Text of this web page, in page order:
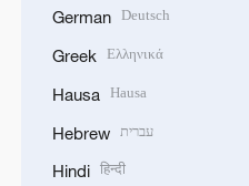
German Deutsch
Greek Ελληνικά
Hausa Hausa
Hebrew עברית
Hindi हिन्दी